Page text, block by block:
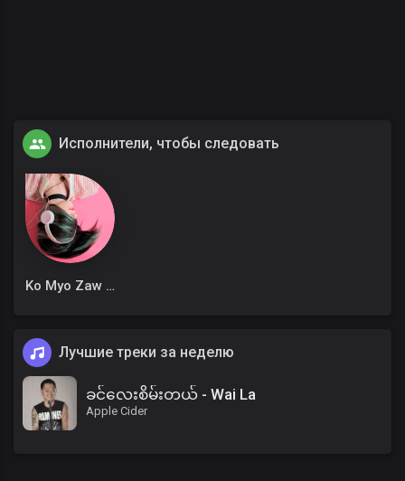
Исполнители, чтобы следовать
Ko Myo Zaw Win
Лучшие треки за неделю
ခင်လေးစိမ်းတယ် - Wai La
Apple Cider